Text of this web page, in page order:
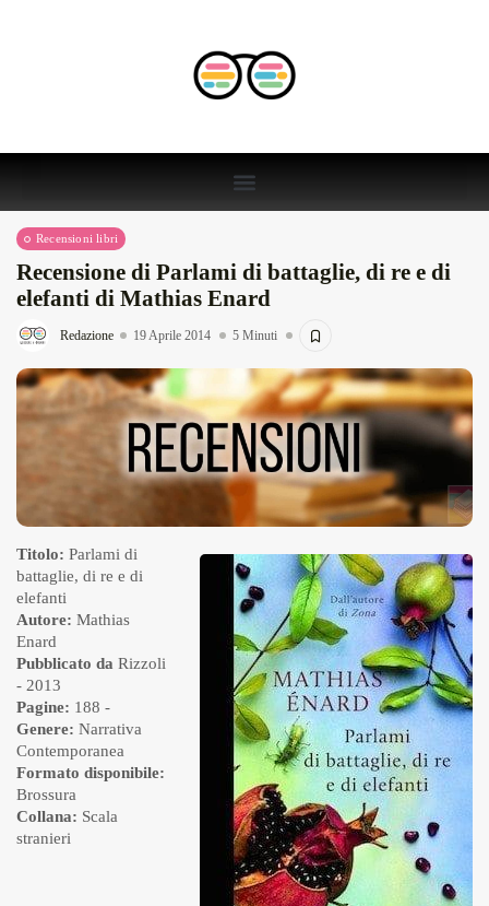
Recensioni libri
Recensione di Parlami di battaglie, di re e di
elefanti di Mathias Enard
Redazione 19 Aprile 2014 5 Minuti
Titolo: Parlami di
battaglie, di re e di
elefanti
Autore: Mathias
Enard
Pubblicato da Rizzoli
- 2013
Pagine: 188 -
Genere: Narrativa
Contemporanea
Formato disponibile:
Brossura
Collana: Scala
stranieri